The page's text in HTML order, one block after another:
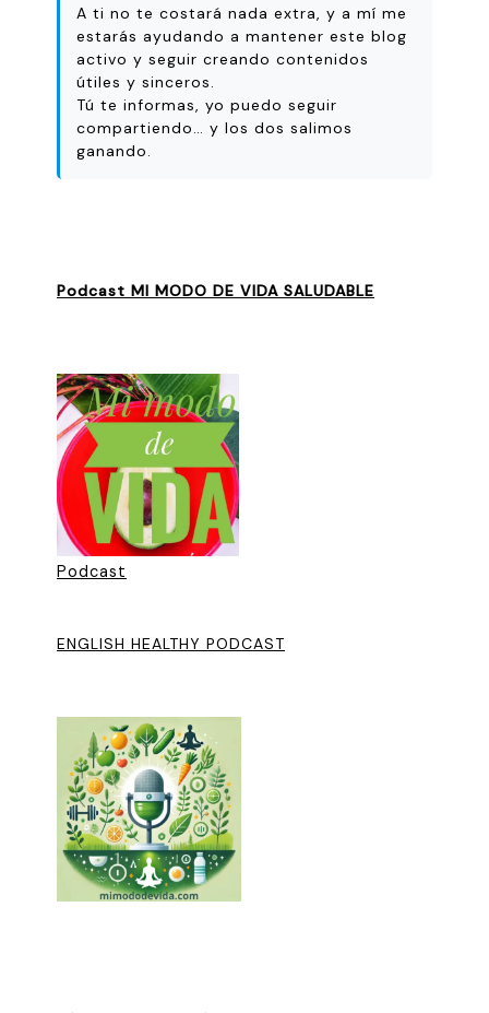
A ti no te costará nada extra, y a mí me
estarás ayudando a mantener este blog
activo y seguir creando contenidos
útiles y sinceros.
Tú te informas, yo puedo seguir
compartiendo… y los dos salimos
ganando.
Podcast MI MODO DE VIDA SALUDABLE
Podcast
ENGLISH HEALTHY PODCAST